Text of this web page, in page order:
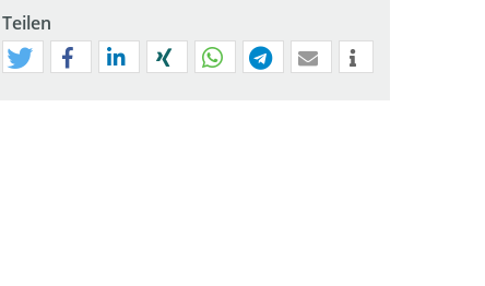
Teilen